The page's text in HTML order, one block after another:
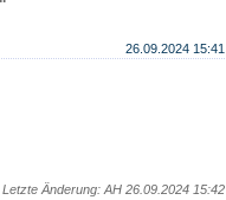
26.09.2024 15:41
Letzte Änderung: AH 26.09.2024 15:42